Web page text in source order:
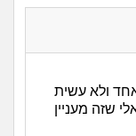
ולא עשית
שזה מעניין